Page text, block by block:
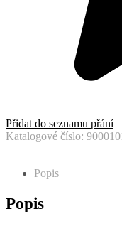
Přidat do seznamu přání
Katalogové číslo:
Popis
Popis